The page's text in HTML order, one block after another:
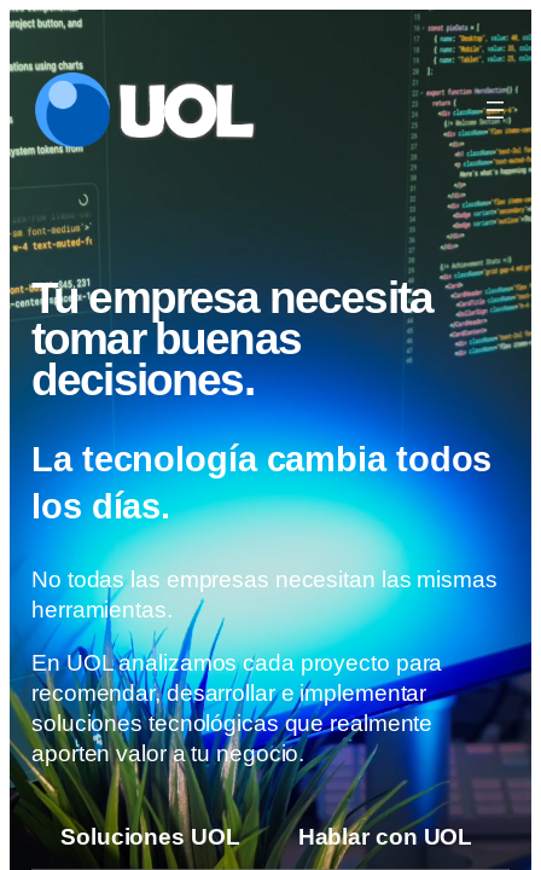
Tu empresa necesita
tomar buenas
decisiones.
La tecnología cambia todos
los días.
No todas las empresas necesitan las mismas
herramientas.
En UOL analizamos cada proyecto para
recomendar, desarrollar e implementar
soluciones tecnológicas que realmente
aporten valor a tu negocio.
Soluciones UOL Hablar con UOL